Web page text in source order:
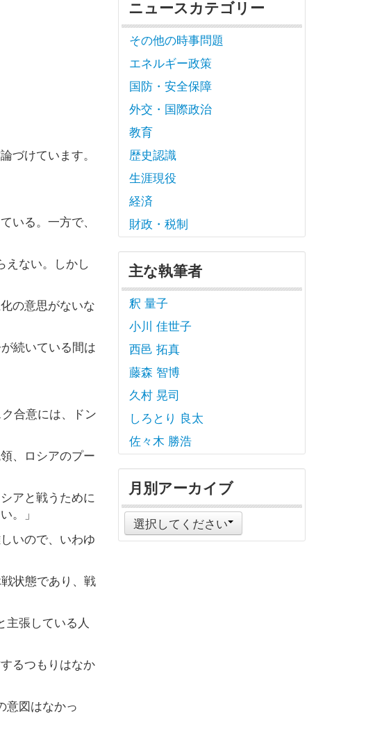
づけています。
いる。一方で、
えない。しかし
の意思がないな
続いている間は
合意には、ドン
、ロシアのプー
アと戦うために
。」
いので、いわゆ
状態であり、戦
主張している人
るつもりはなか
意図はなかっ
ニュースカテゴリー
その他の時事問題
エネルギー政策
国防・安全保障
外交・国際政治
教育
歴史認識
生涯現役
経済
財政・税制
主な執筆者
釈 量子
小川 佳世子
西邑 拓真
藤森 智博
久村 晃司
しろとり 良太
佐々木 勝浩
月別アーカイブ
選択してください